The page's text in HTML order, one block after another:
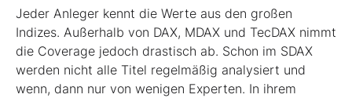
Jeder Anleger kennt die Werte aus den großen
Indizes. Außerhalb von DAX, MDAX und TecDAX nimmt
die Coverage jedoch drastisch ab. Schon im SDAX
werden nicht alle Titel regel­mäßig analysiert und
wenn, dann nur von wenigen Experten. In ihrem